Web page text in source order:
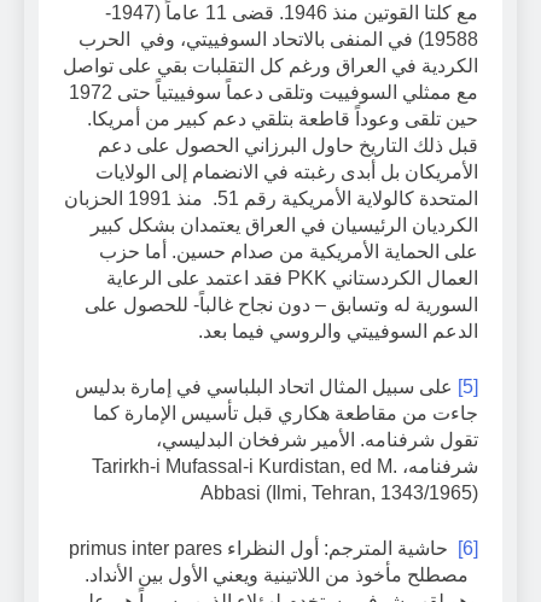
مع كلتا القوتين منذ 1946. قضى 11 عاماً (1947-
19588) في المنفى بالاتحاد السوفييتي، وفي الحرب
الكردية في العراق ورغم كل التقلبات بقي على تواصل
مع ممثلي السوفييت وتلقى دعماً سوفييتياً حتى 1972
حين تلقى وعوداً قاطعة بتلقي دعم كبير من أمريكا.
قبل ذلك التاريخ حاول البرزاني الحصول على دعم
الأمريكان بل أبدى رغبته في الانضمام إلى الولايات
المتحدة كالولاية الأمريكية رقم 51. منذ 1991 الحزبان
الكرديان الرئيسيان في العراق يعتمدان بشكل كبير
على الحماية الأمريكية من صدام حسين. أما حزب
العمال الكردستاني PKK فقد اعتمد على الرعاية
السورية له وتسابق – دون نجاح غالباً- للحصول على
الدعم السوفييتي والروسي فيما بعد.
[5]
على سبيل المثال اتحاد البلباسي في إمارة بدليس
جاءت من مقاطعة هكاري قبل تأسيس الإمارة كما
تقول شرفنامه. الأمير شرفخان البدليسي،
شرفنامه، Tarirkh-i Mufassal-i Kurdistan, ed M.
Abbasi (Ilmi, Tehran, 1343/1965)
[6]
حاشية المترجم: أول النظراء primus inter pares
مصطلح مأخوذ من اللاتينية ويعني الأول بين الأنداد.